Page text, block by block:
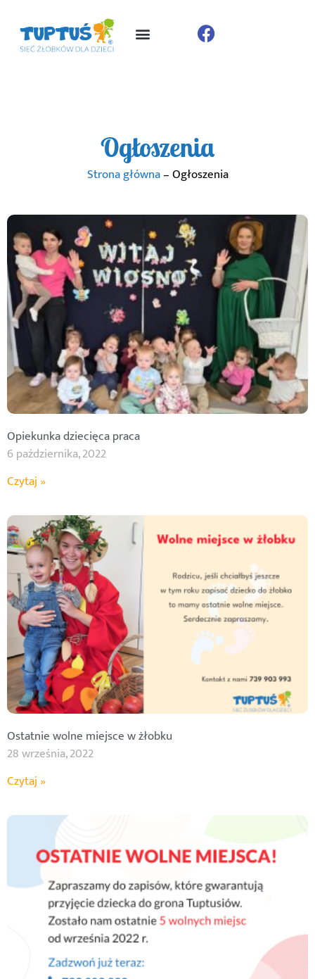
Ogłoszenia
Strona główna–Ogłoszenia
Opiekunka dziecięca praca
6 października, 2022
Czytaj »
Ostatnie wolne miejsce w żłobku
28 września, 2022
Czytaj »